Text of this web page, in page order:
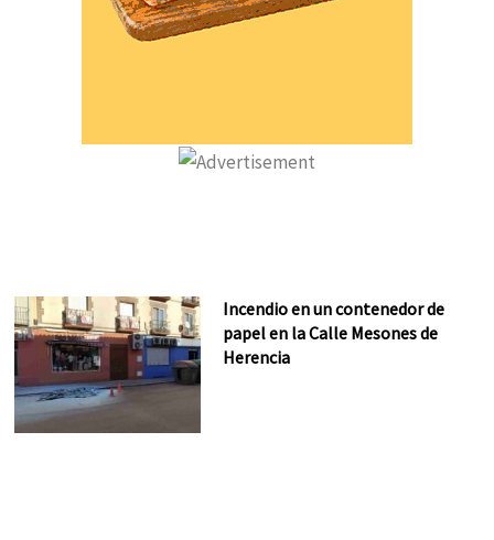
Incendio en un contenedor de
papel en la Calle Mesones de
Herencia